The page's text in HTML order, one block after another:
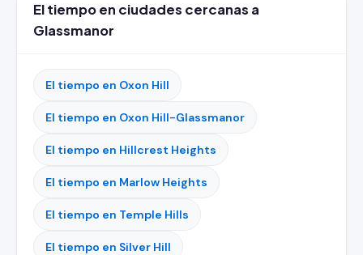
El tiempo en ciudades cercanas a
Glassmanor
El tiempo en Oxon Hill
El tiempo en Oxon Hill-Glassmanor
El tiempo en Hillcrest Heights
El tiempo en Marlow Heights
El tiempo en Temple Hills
El tiempo en Silver Hill